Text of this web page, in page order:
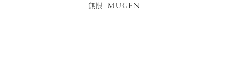
無限 MUGEN